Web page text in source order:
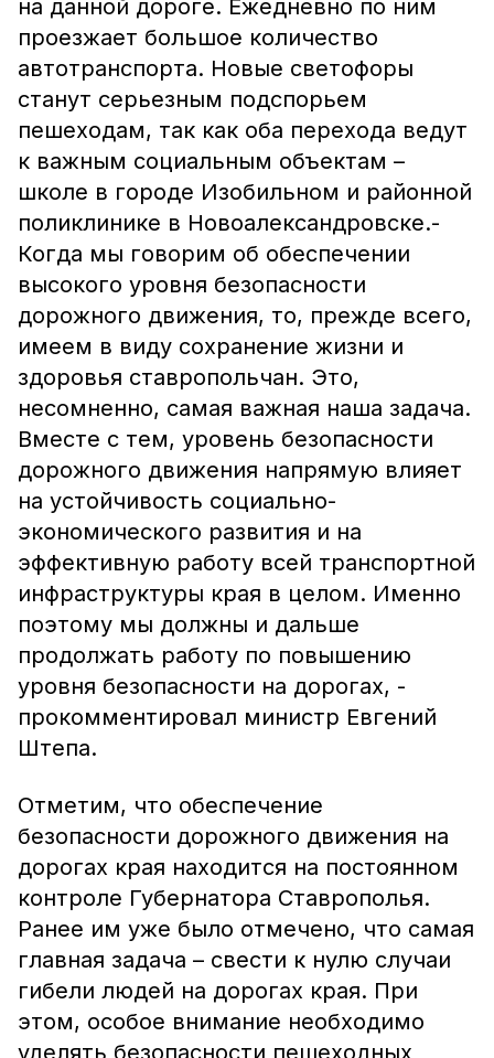
на данной дороге. Ежедневно по ним
проезжает большое количество
автотранспорта. Новые светофоры
станут серьезным подспорьем
пешеходам, так как оба перехода ведут
к важным социальным объектам –
школе в городе Изобильном и районной
поликлинике в Новоалександровске.-
Когда мы говорим об обеспечении
высокого уровня безопасности
дорожного движения, то, прежде всего,
имеем в виду сохранение жизни и
здоровья ставропольчан. Это,
несомненно, самая важная наша задача.
Вместе с тем, уровень безопасности
дорожного движения напрямую влияет
на устойчивость социально-
экономического развития и на
эффективную работу всей транспортной
инфраструктуры края в целом. Именно
поэтому мы должны и дальше
продолжать работу по повышению
уровня безопасности на дорогах, -
прокомментировал министр Евгений
Штепа.
Отметим, что обеспечение
безопасности дорожного движения на
дорогах края находится на постоянном
контроле Губернатора Ставрополья.
Ранее им уже было отмечено, что самая
главная задача – свести к нулю случаи
гибели людей на дорогах края. При
этом, особое внимание необходимо
уделять безопасности пешеходных